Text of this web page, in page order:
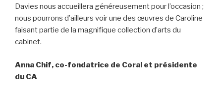
Davies nous accueillera généreusement pour l’occasion ;
nous pourrons d’ailleurs voir une des œuvres de Caroline
faisant partie de la magnifique collection d’arts du
cabinet.
Anna Chif, co-fondatrice de Coral et présidente
du CA